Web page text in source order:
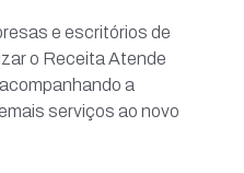
e escritórios de
o Receita Atende
a
serviços ao novo